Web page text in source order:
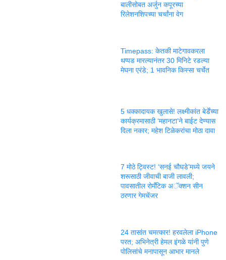
बालीसोबत अर्जुन कपूरच्या
रिलेशनशिपच्या चर्चांना वेग
Timepass: केतकी माटेगावकरला
थप्पड मारल्यानंतर 30 मिनिटे रडल्या
मेघना एरंडे; 1 भावनिक किस्सा चर्चेत
5 धक्कादायक खुलासे! लक्ष्मीकांत बेर्डेंच्या
कार्यक्रमासाठी ‘महानटा’ने बाईट देण्यास
दिला नकार; महेश टिळेकरांचा मोठा दावा
7 मोठे ट्विस्ट! ‘सनई चौघडे’मध्ये जयने
शरूसाठी जीवाची बाजी लावली;
पावसातील रोमँटिक अॅक्शन सीन
ठरणार गेमचेंजर
24 तासांत चमत्कार! हरवलेला iPhone
परत; अभिनेत्री हेमल इंगळे यांनी पुणे
पोलिसांचे मनापासून आभार मानले